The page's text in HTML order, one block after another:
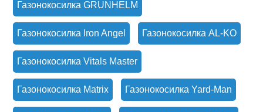
Газонокосилка GRUNHELM
Газонокосилка Iron Angel Газонокосилка AL-KO
Газонокосилка Vitals Master
Газонокосилка Matrix Газонокосилка Yard-Man